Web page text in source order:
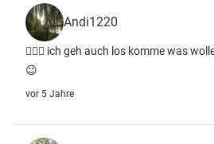
Andi1220
🤷🏻‍♂️ ich geh auch los komme was
😉
vor 5 Jahre